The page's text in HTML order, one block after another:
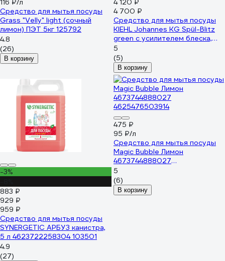
116 ₽/л
Средство для мытья посуды
Grass "Velly" light (сочный
лимон) ПЭТ 5кг 125792
4.8
(26)
В корзину
4 120 ₽
4 700 ₽
Средство для мытья посуды
KIEHL Johannes KG Spül-Blitz
green с усилителем блеска,
концентрат, 10л j555910
5
(5)
В корзину
-3%
883 ₽
929 ₽
959 ₽
Средство для мытья посуды
SYNERGETIC АРБУЗ канистра,
5 л 4623722258304 103501
4.9
(27)
475 ₽
95 ₽/л
Средство для мытья посуды
Magic Bubble Лимон
4673744888027
4625476503914
5
(6)
В корзину